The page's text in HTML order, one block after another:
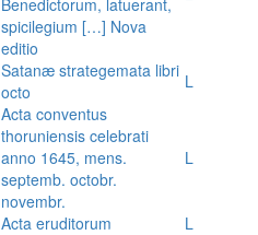
spicilegium […] Nova
editio
Satanæ strategemata libri
octo
L
Acta conventus
thoruniensis celebrati
anno 1645, mens.
septemb. octobr.
novembr.
L
Acta eruditorum
L